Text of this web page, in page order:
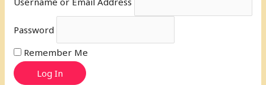
Password
Remember Me
Log In